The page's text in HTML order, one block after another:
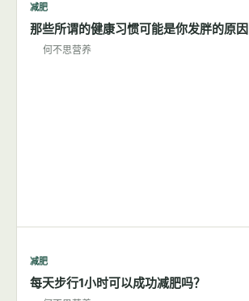
减肥
那些所谓的健康习惯可能是你发胖的原因
何不思营养
减肥
每天步行1小时可以成功减肥吗？